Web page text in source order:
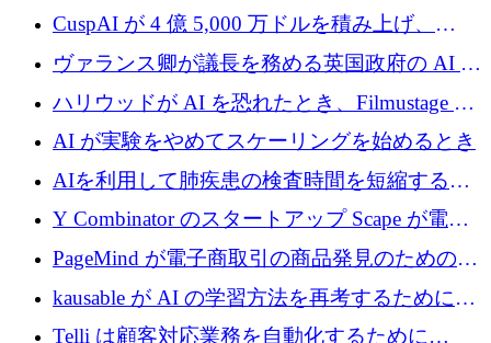
子力タービンが1500万ポンドの資金調達でス
テルスから浮上
CuspAI が 4 億 5,000 万ドルを積み上げ、
Resist.UA が 5,000 万ユーロの基金を立ち上
げ、DSIT が廃止される
ヴァランス卿が議長を務める英国政府の AI タ
スクフォースが発足
ハリウッドが AI を恐れたとき、Filmustage は
代わりにプリプロダクションに賭けました
AI が実験をやめてスケーリングを始めるとき
AIを利用して肺疾患の検査時間を短縮する英
国のヘルステック挑戦者が1900万ドルを獲得
Y Combinator のスタートアップ Scape が電子
メールを再考するために 320 万ドルを調達し
てステルスから浮上
PageMind が電子商取引の商品発見のための
AI を拡張するために 120 万ユーロを調達
kausable が AI の学習方法を再考するために
1,200 万ユーロを調達
Telli は顧客対応業務を自動化するために